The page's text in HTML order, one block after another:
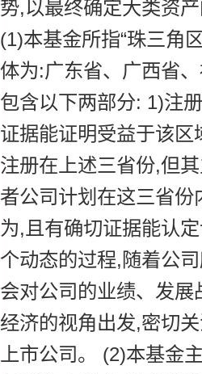
势,以最终确定大类资
(1)本基金所指“珠三角
体为:广东省、广西省
包含以下两部分: 1)注
证据能证明受益于该
注册在上述三省份,但
者公司计划在这三省
为,且有确切证据能认
个动态的过程,随着公
会对公司的业绩、发
经济的视角出发,密切
上市公司。 (2)本基金